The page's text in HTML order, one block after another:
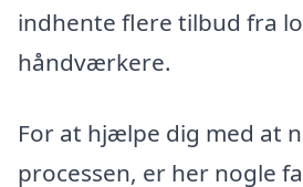
indhente flere tilbud fra
håndværkere.
For at hjælpe dig med at
processen, er her nogle